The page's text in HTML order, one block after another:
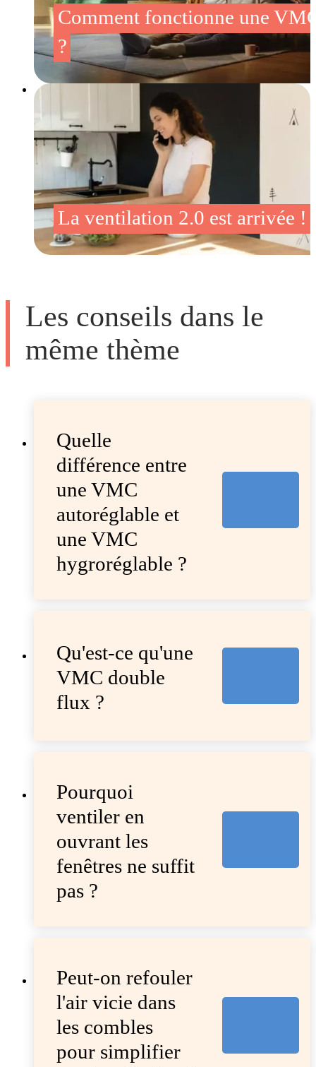
Comment fonctionne une
?
La ventilation 2.0 est arrivée !
Les conseils dans le
même thème
Quelle
différence entre
une VMC
autoréglable et
une VMC
hygroréglable ?
Qu'est-ce qu'une
VMC double
flux ?
Pourquoi
ventiler en
ouvrant les
fenêtres ne suffit
pas ?
Peut-on refouler
l'air vicie dans
les combles
pour simplifier